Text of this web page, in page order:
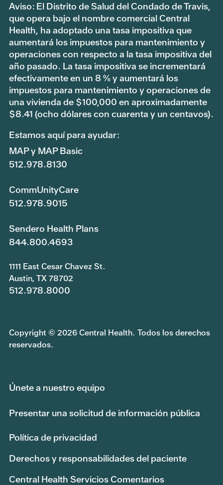
Aviso: El Distrito de Salud del Condado de Travis,
que opera bajo el nombre comercial Central
Health, ha adoptado una tasa impositiva que
aumentará los impuestos para mantenimiento y
operaciones con respecto a la tasa impositiva del
año pasado. La tasa impositiva se incrementará
efectivamente en un 8 % y aumentará los
impuestos para mantenimiento y operaciones de
una vivienda de $100,000 en aproximadamente
$8.41 (ocho dólares con cuarenta y un centavos).
Estamos aquí para ayudar:
MAP y MAP Basic
512.978.8130
CommUnityCare
512.978.9015
Sendero Health Plans
844.800.4693
1111 East Cesar Chavez St.
Austin, TX 78702
512.978.8000
Copyright © 2026 Central Health. Todos los derechos
reservados.
Únete a nuestro equipo
Presentar una solicitud de información pública
Política de privacidad
Derechos y responsabilidades del paciente
Central Health Servicios Comentarios